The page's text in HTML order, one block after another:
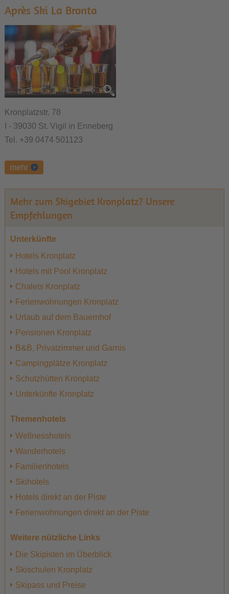
Après Ski La Bronta
Kronplatzstr. 78
I - 39030 St. Vigil in Enneberg
Tel. +39 0474 501123
mehr
Mehr zum Skigebiet Kronplatz? Unsere
Empfehlungen
Unterkünfte
Hotels Kronplatz
Hotels mit Pool Kronplatz
Chalets Kronplatz
Ferienwohnungen Kronplatz
Urlaub auf dem Bauernhof
Pensionen Kronplatz
B&B, Privatzimmer und Garnis
Campingplätze Kronplatz
Schutzhütten Kronplatz
Unterkünfte Kronplatz
Themenhotels
Wellnesshotels
Wanderhotels
Familienhotels
Skihotels
Hotels direkt an der Piste
Ferienwohnungen direkt an der Piste
Weitere nützliche Links
Die Skipisten im Überblick
Skischulen Kronplatz
Skipass und Preise